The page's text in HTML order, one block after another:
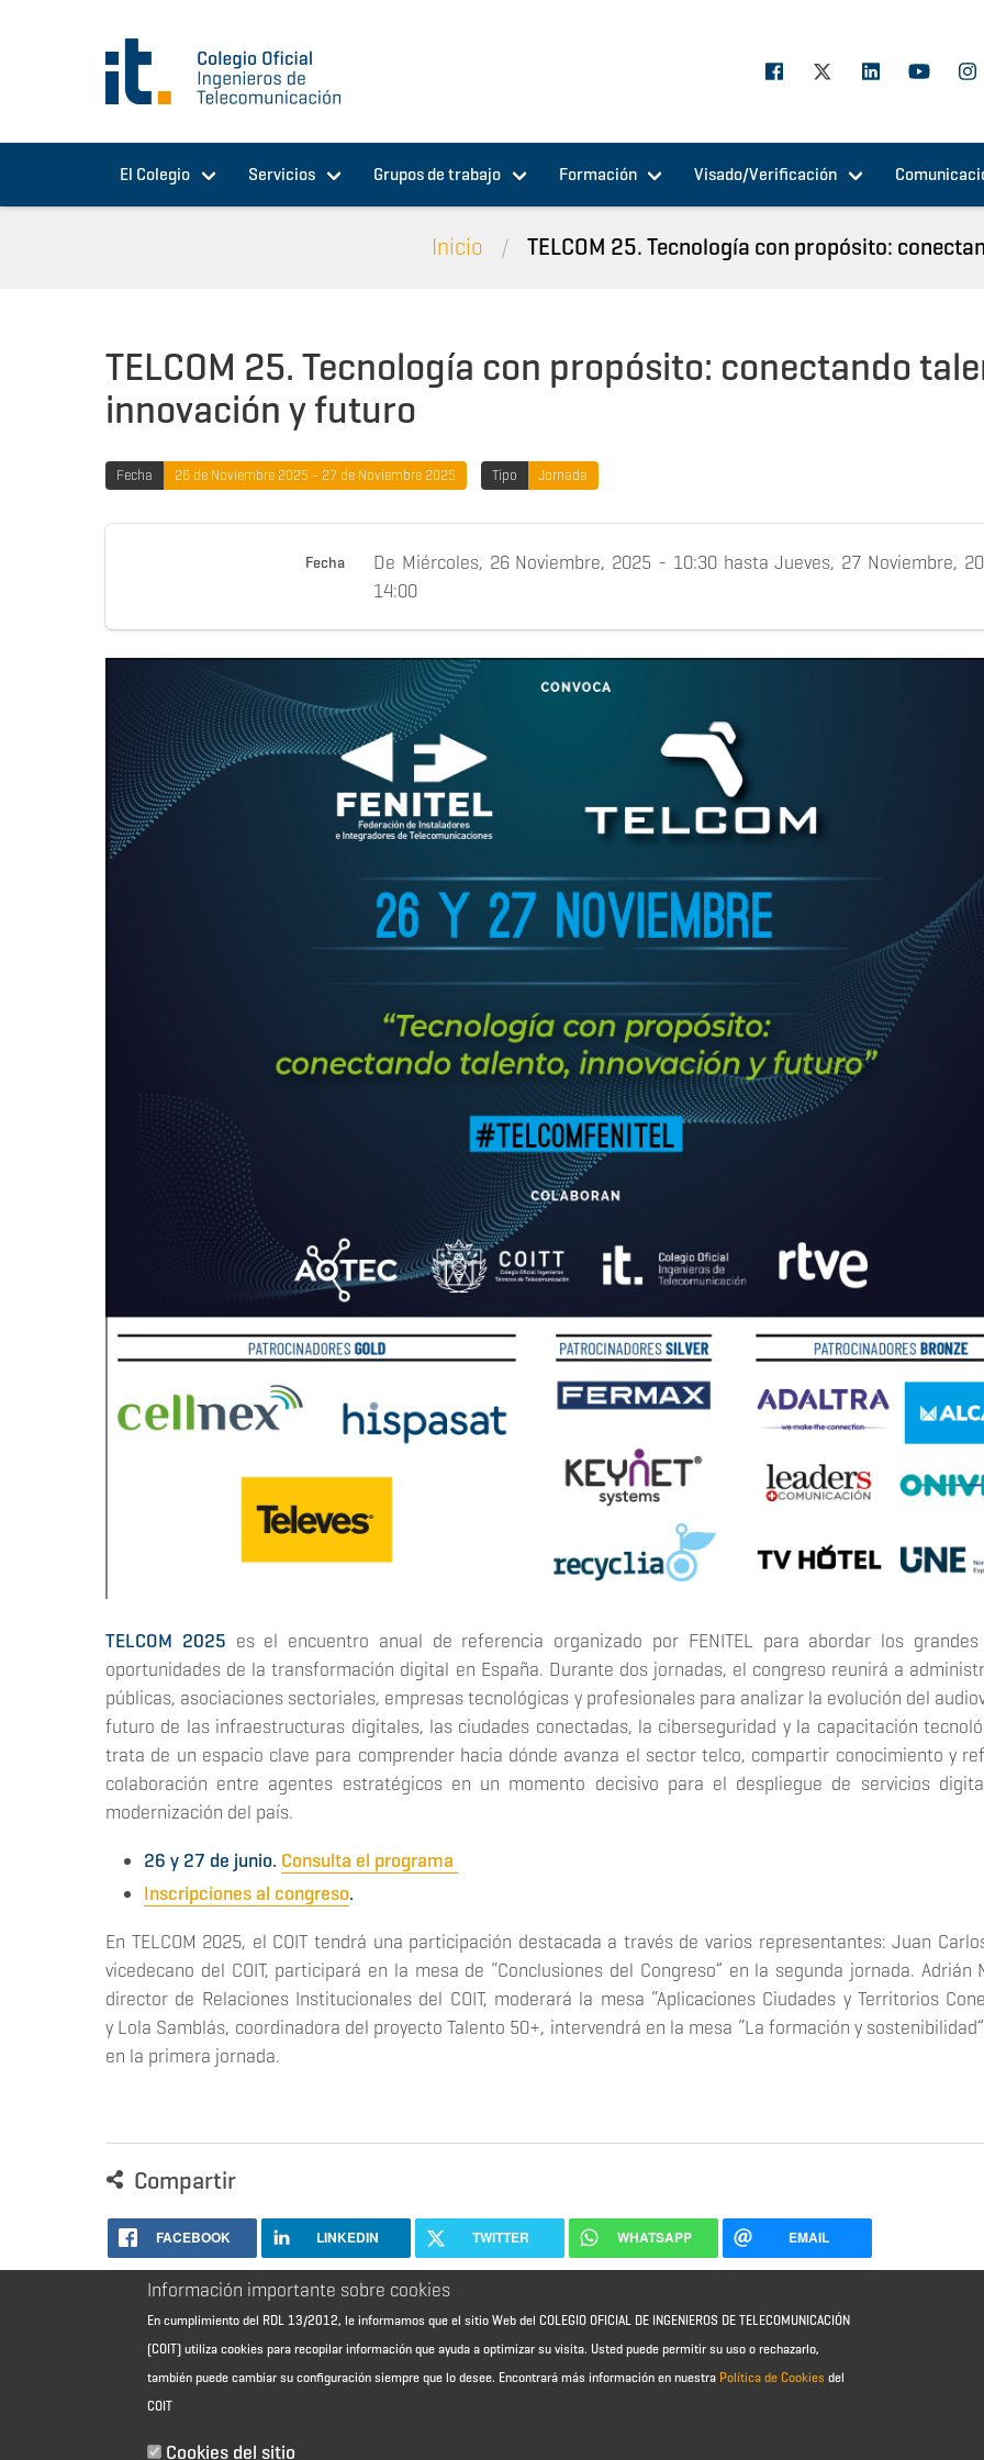
El Colegio Servicios Grupos de trabajo Formación Visado/Verificación
Inicio TELCOM 25. Tecnología con propósito:
TELCOM 25. Tecnología con propósito: conectando
innovación y futuro
Fecha 26 de Noviembre 2025 - 27 de Noviembre 2025 Tipo Jornada
Fecha De Miércoles, 26 Noviembre, 2025 - 10:30hastaJueves, 27 Noviembre,
14:00
TELCOM 2025 es el encuentro anual de referencia organizado por FENITEL para abordar los
oportunidades de la transformación digital en España. Durante dos jornadas, el congreso reunirá a
públicas, asociaciones sectoriales, empresas tecnológicas y profesionales para analizar la evolución del
futuro de las infraestructuras digitales, las ciudades conectadas, la ciberseguridad y la capacitación
trata de un espacio clave para comprender hacia dónde avanza el sector telco, compartir conocimiento y
colaboración entre agentes estratégicos en un momento decisivo para el despliegue de servicios
modernización del país.
26 y 27 de junio. Consulta el programa
Inscripciones al congreso.
En TELCOM 2025, el COIT tendrá una participación destacada a través de varios representantes: Juan
vicedecano del COIT, participará en la mesa de “Conclusiones del Congreso” en la segunda jornada. Adrián
director de Relaciones Institucionales del COIT, moderará la mesa “Aplicaciones Ciudades y Territorios
y Lola Samblás, coordinadora del proyecto Talento 50+, intervendrá en la mesa “La formación y
en la primera jornada.
Compartir
FACEBOOK LINKEDIN TWITTER WHATSAPP EMAIL
Aviso Legal - Información general
Información importante sobre cookies
En cumplimiento del RDL 13/2012, le informamos que el sitio Web del COLEGIO OFICIAL DE INGENIEROS DE TELECOMUNICACIÓN
(COIT) utiliza cookies para recopilar información que ayuda a optimizar su visita. Usted puede permitir su uso o rechazarlo,
también puede cambiar su configuración siempre que lo desee. Encontrará más información en nuestra Política de Cookies del
COIT
Cookies del sitio